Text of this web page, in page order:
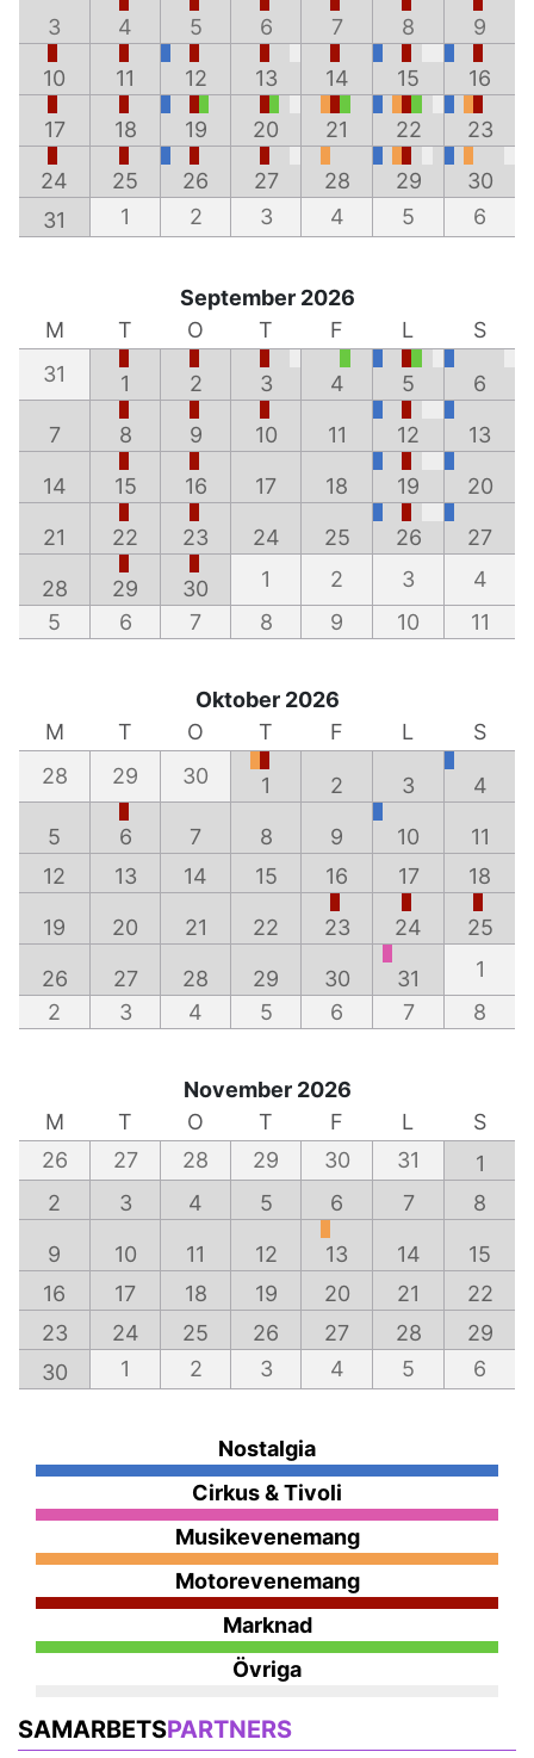
3 4 5 6 7 8 9
10 11 12 13 14 15 16
17 18 19 20 21 22 23
24 25 26 27 28 29
30
31
1 2 3 4 5 6
September 2026
M
T O T F L
S
31
1 2 3 4 5 6
7 8 9 10 11 12 13
14 15 16 17 18 19 20
21 22 23 24 25 26 27
28 29 30 1 2 3
4
5
6 7 8 9 10 11
Oktober 2026
M
T O T F L
S
28
29 30 1 2 3 4
5 6 7 8 9 10
11
12
13 14 15 16 17 18
19 20 21 22 23 24 25
26 27 28 29 30 31
1
2
3 4 5 6 7 8
November 2026
M
T O T F L
S
26
27 28 29 30 31
1
2
3 4 5 6 7 8
9 10 11 12 13 14
15
16
17 18 19 20 21
22
23
24 25 26 27 28
29
30
1 2 3 4 5 6
Nostalgia
Cirkus & Tivoli
Musikevenemang
Motorevenemang
Marknad
Övriga
SAMARBETSPARTNERS